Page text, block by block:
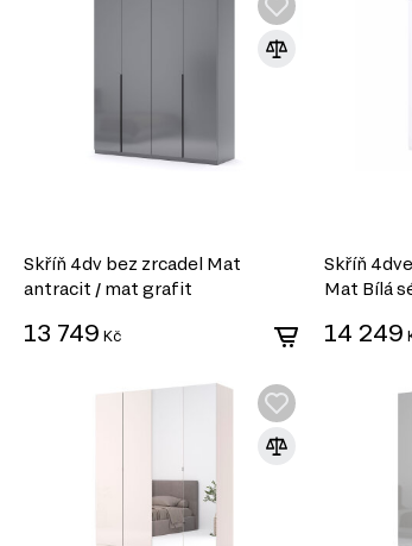
Skříň 4dv bez zrcadel Mat
antracit / mat grafit
13 749 Kč
Skříň
Mat Bílá
14 249